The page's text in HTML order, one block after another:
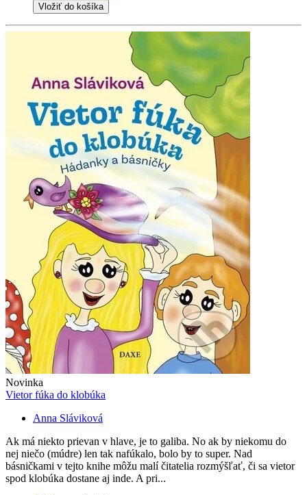
Vložiť do košíka
Novinka
Vietor fúka do klobúka
Anna Sláviková
Ak má niekto prievan v hlave, je to galiba. No ak by niekomu do
nej niečo (múdre) len tak nafúkalo, bolo by to super. Nad
básničkami v tejto knihe môžu malí čitatelia rozmýšľať, či sa vietor
spod klobúka dostane aj inde. A pri...